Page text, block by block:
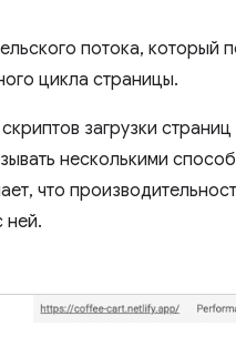
потока, который
цикла страницы.
загрузки
несколькими
что
ней.